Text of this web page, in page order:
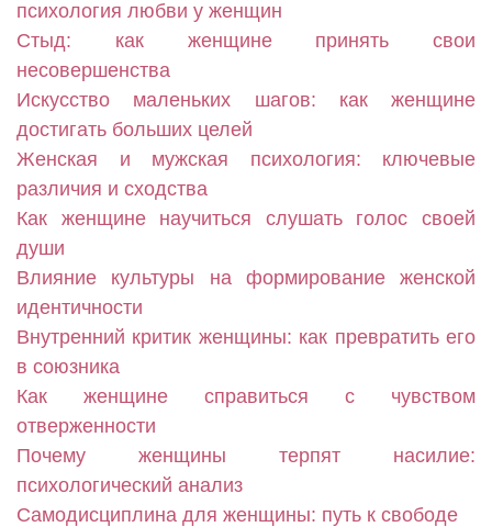
психология любви у женщин
Стыд: как женщине принять свои
несовершенства
Искусство маленьких шагов: как женщине
достигать больших целей
Женская и мужская психология: ключевые
различия и сходства
Как женщине научиться слушать голос своей
души
Влияние культуры на формирование женской
идентичности
Внутренний критик женщины: как превратить его
в союзника
Как женщине справиться с чувством
отверженности
Почему женщины терпят насилие:
психологический анализ
Самодисциплина для женщины: путь к свободе